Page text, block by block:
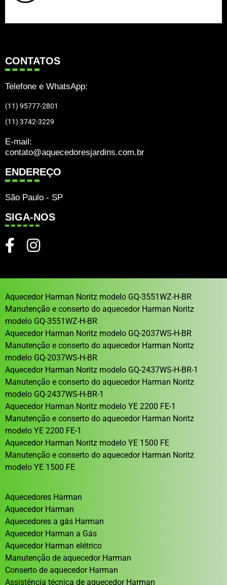
CONTATOS
Telefone e WhatsApp:
(11) 95777-2801
(11) 3742-3229
E-mail:
contato@aquecedoresjardins.com.br
ENDEREÇO
São Paulo - SP
SIGA-NOS
Aquecedor Harman Noritz modelo GQ-3551WZ-H-BR
Manutenção e conserto do aquecedor Harman Noritz
modelo GQ-3551WZ-H-BR
Aquecedor Harman Noritz modelo GQ-2037WS-H-BR
Manutenção e conserto do aquecedor Harman Noritz
modelo GQ-2037WS-H-BR
Aquecedor Harman Noritz modelo GQ-2437WS-H-BR-1
Manutenção e conserto do aquecedor Harman Noritz
modelo GQ-2437WS-H-BR-1
Aquecedor Harman Noritz modelo YE 2200 FE-1
Manutenção e conserto do aquecedor Harman Noritz
modelo YE 2200 FE-1
Aquecedor Harman Noritz modelo YE 1500 FE
Manutenção e conserto do aquecedor Harman Noritz
modelo YE 1500 FE
Aquecedores Harman
Aquecedor Harman
Aquecedores a gás Harman
Aquecedor Harman a Gás
Aquecedor Harman elétrico
Manutenção de aquecedor Harman
Conserto de aquecedor Harman
Assistência técnica de aquecedor Harman